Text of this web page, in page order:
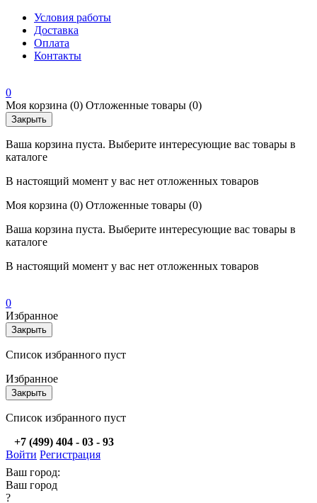
Условия работы
Доставка
Оплата
Контакты
0
Моя корзина (0) Отложенные товары (0)
Закрыть
Ваша корзина пуста. Выберите интересующие вас товары в
каталоге
В настоящий момент у вас нет отложенных товаров
Моя корзина (0) Отложенные товары (0)
Ваша корзина пуста. Выберите интересующие вас товары в
каталоге
В настоящий момент у вас нет отложенных товаров
0
Избранное
Закрыть
Список избранного пуст
Избранное
Закрыть
Список избранного пуст
+7 (499) 404 - 03 - 93
Войти Регистрация
Ваш город:
Ваш город
?